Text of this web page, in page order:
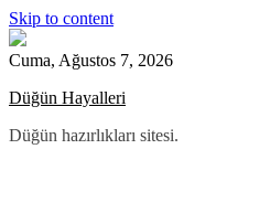
Skip to content
Cuma, Ağustos 7, 2026
Düğün Hayalleri
Düğün hazırlıkları sitesi.